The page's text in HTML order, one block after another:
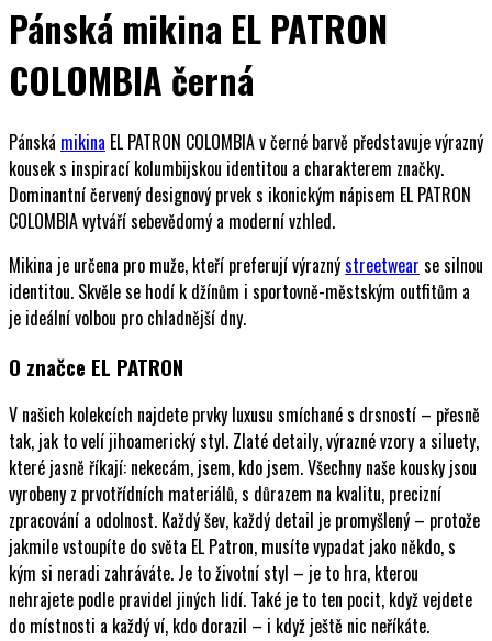
Pánská mikina EL PATRON
COLOMBIA černá
Pánská mikina EL PATRON COLOMBIA v černé barvě představuje výrazný
kousek s inspirací kolumbijskou identitou a charakterem značky.
Dominantní červený designový prvek s ikonickým nápisem EL PATRON
COLOMBIA vytváří sebevědomý a moderní vzhled.
Mikina je určena pro muže, kteří preferují výraznýstreetwear se silnou
identitou. Skvěle se hodí k džínům i sportovně-městským outfitům a
je ideální volbou pro chladnější dny.
O značce EL PATRON
V našich kolekcích najdete prvky luxusu smíchané s drsností – přesně
tak, jak to velí jihoamerický styl. Zlaté detaily, výrazné vzory a siluety,
které jasně říkají: nekecám, jsem, kdo jsem. Všechny naše kousky jsou
vyrobeny z prvotřídních materiálů, s důrazem na kvalitu, precizní
zpracování a odolnost. Každý šev, každý detail je promyšlený – protože
jakmile vstoupíte do světa EL Patron, musíte vypadat jako někdo, s
kým si neradi zahráváte. Je to životní styl – je to hra, kterou
nehrajete podle pravidel jiných lidí. Také je to ten pocit, když vejdete
do místnosti a každý ví, kdo dorazil – i když ještě nic neříkáte.